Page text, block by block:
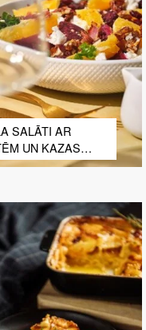
SALĀTI AR
UN KAZAS